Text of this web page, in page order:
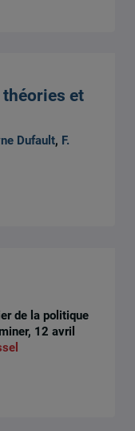
et
Dufault, F.
de la politique
12 avril